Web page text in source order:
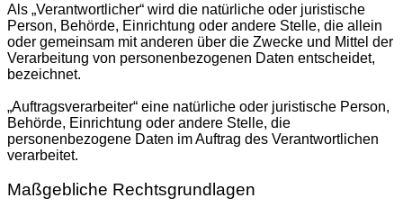
Als „Verantwortlicher“ wird die natürliche oder juristische
Person, Behörde, Einrichtung oder andere Stelle, die allein
oder gemeinsam mit anderen über die Zwecke und Mittel der
Verarbeitung von personenbezogenen Daten entscheidet,
bezeichnet.
„Auftragsverarbeiter“ eine natürliche oder juristische Person,
Behörde, Einrichtung oder andere Stelle, die
personenbezogene Daten im Auftrag des Verantwortlichen
verarbeitet.
Maßgebliche Rechtsgrundlagen